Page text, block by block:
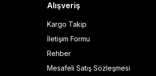
Alışveriş
Kargo Takip
İletişim Formu
Rehber
Mesafeli Satış Sözleşmesi